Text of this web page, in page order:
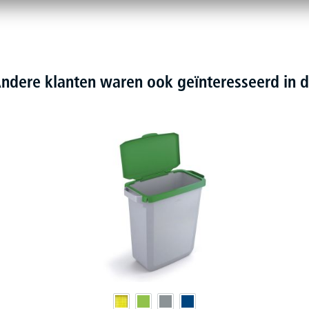
klanten waren ook geïnteresseerd in